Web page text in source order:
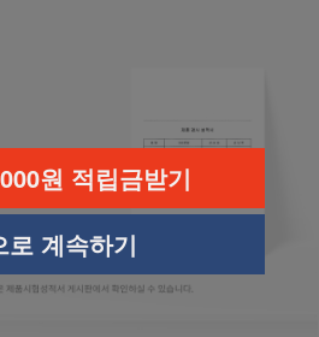
원 적립금받기
로 계속하기